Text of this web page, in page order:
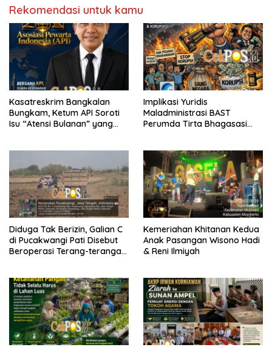
Rekomendasi untuk kamu
Kasatreskrim Bangkalan
Bungkam, Ketum API Soroti
Isu “Atensi Bulanan” yang
Implikasi Yuridis
Maladministrasi BAST
Perumda Tirta Bhagasasi
Negara (KTUN)
Diduga Tak Berizin, Galian C
di Pucakwangi Pati Disebut
Beroperasi Terang-terangan,
Kemeriahan Khitanan Kedua
Anak Pasangan Wisono Hadi
& Reni Ilmiyah